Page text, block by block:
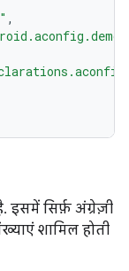
,
इसमें सिर्फ़ अंग्रेज़ी
शामिल होती